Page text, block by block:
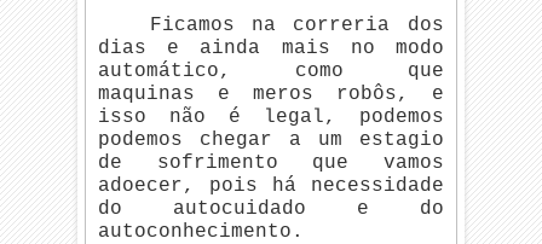
Ficamos na correria dos
dias e ainda mais no modo
automático, como que
maquinas e meros robôs, e
isso não é legal, podemos
podemos chegar a um estagio
de sofrimento que vamos
adoecer, pois há necessidade
do autocuidado e do
autoconhecimento.